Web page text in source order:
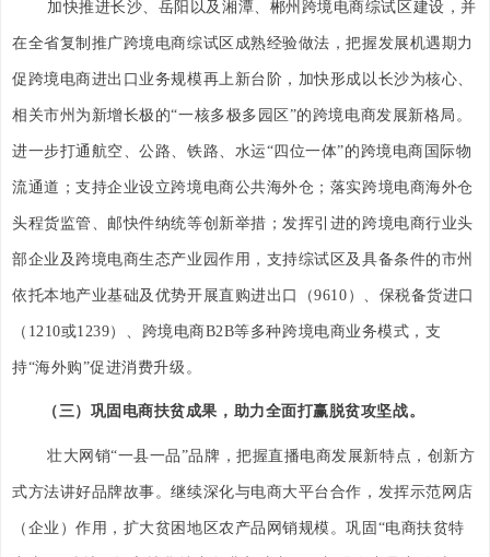
加快推进长沙、岳阳以及湘潭、郴州跨境电商综试区建设，并
在全省复制推广跨境电商综试区成熟经验做法，把握发展机遇期力
促跨境电商进出口业务规模再上新台阶，加快形成以长沙为核心、
相关市州为新增长极的“一核多极多园区”的跨境电商发展新格局。
进一步打通航空、公路、铁路、水运“四位一体”的跨境电商国际物
流通道；支持企业设立跨境电商公共海外仓；落实跨境电商海外仓
头程货监管、邮快件纳统等创新举措；发挥引进的跨境电商行业头
部企业及跨境电商生态产业园作用，支持综试区及具备条件的市州
依托本地产业基础及优势开展直购进出口（9610）、保税备货进口
（1210或1239）、跨境电商B2B等多种跨境电商业务模式，支
持“海外购”促进消费升级。
（三）巩固电商扶贫成果，助力全面打赢脱贫攻坚战。
壮大网销“一县一品”品牌，把握直播电商发展新特点，创新方
式方法讲好品牌故事。继续深化与电商大平台合作，发挥示范网店
（企业）作用，扩大贫困地区农产品网销规模。巩固“电商扶贫特